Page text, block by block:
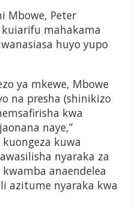
Mbowe, Peter
mahakama
huyo yupo
ya mkewe, Mbowe
na presha (shinikizo
kwa
naye,”
kuwa
nyaraka za
anaendelea
azitume nyaraka kwa